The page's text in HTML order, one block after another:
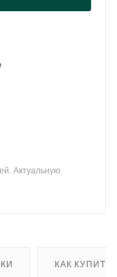
Актуальную
КАК КУПИТЬ